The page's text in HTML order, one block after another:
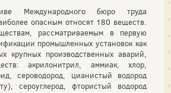
Международного бюро труда
опасным относят 180 веществ.
рассматриваемым в первую
промышленных установок как
крупных производственных аварий,
акрилонитрил, аммиак, хлор,
сероводород, цианистый водород
сероуглерод, фтористый водород